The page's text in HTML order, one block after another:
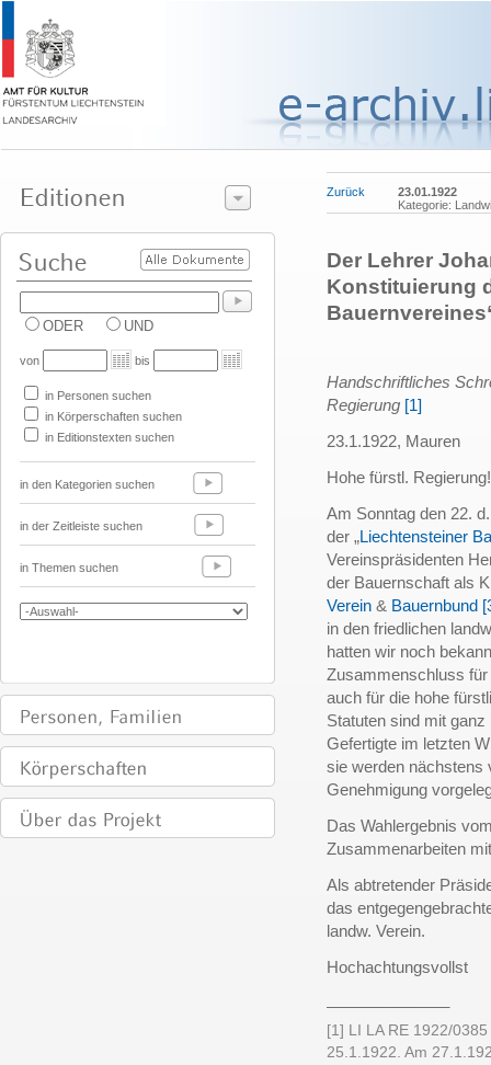
ODER UND
von bis
in Personen suchen
in Körperschaften suchen
in Editionstexten suchen
in den Kategorien suchen
in der Zeitleiste suchen
in Themen suchen
Zurück
23.01.1922
Kategorie:
Der Lehrer
Konstituierung
Handschriftliches
Regierung [1]
23.1.1922, Mauren
Hohe fürstl. Regierung!
Am Sonntag den 22.
der „Liechtensteiner
Vereinspräsidenten
der Bauernschaft als
Verein & Bauernbund
in den friedlichen
hatten wir noch
Zusammenschluss
auch für die hohe
Statuten sind mit
Gefertigte im letzten
sie werden nächstens
Genehmigung
Das Wahlergebnis
Zusammenarbeiten
Als abtretender
das
landw. Verein.
Hochachtungsvollst
[1] LI LA RE 1922/
25.1.1922. Am